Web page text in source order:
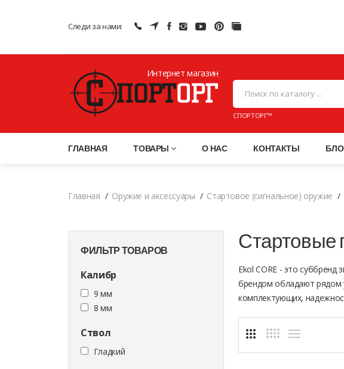
Следи за нами:
Интернет магазин
ПНЕВМАТИЧЕСКОЕ ОРУЖИЕ,
СПОРТОРГ™
ГЛАВНАЯ ТОВАРЫ О НАС КОНТАКТЫ
Главная Оружие и аксессуары Стартовое (сигнальное) оружие
ФИЛЬТР ТОВАРОВ
Калибр
9 мм
8 мм
Ствол
Гладкий
Стартовые
Ekol CORE - это
брендом обладают рядом
комплектующих,